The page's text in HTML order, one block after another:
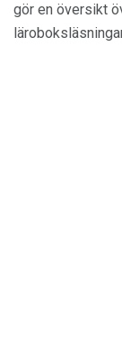
gör en översikt